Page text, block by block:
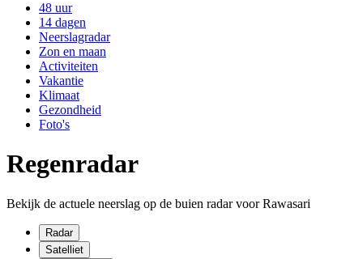
48 uur
14 dagen
Neerslagradar
Zon en maan
Activiteiten
Vakantie
Klimaat
Gezondheid
Foto's
Regenradar
Bekijk de actuele neerslag op de buien radar voor Rawasari
Radar
Satelliet